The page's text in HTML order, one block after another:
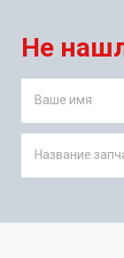
Не
Ваше имя
Название